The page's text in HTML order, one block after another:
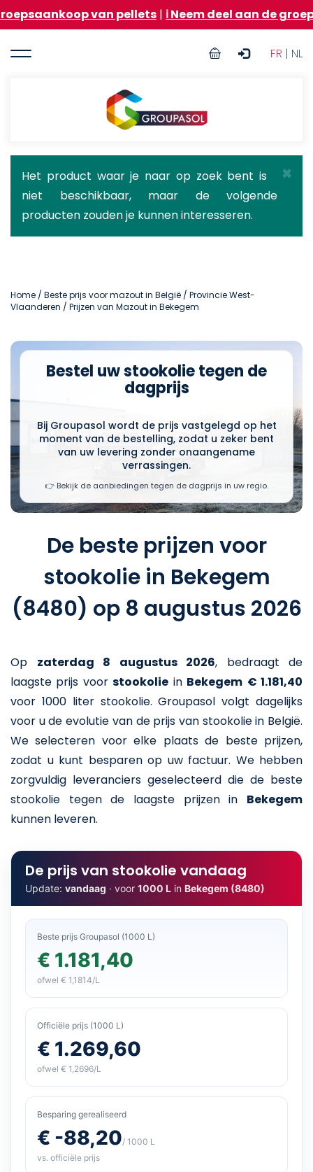
en
de
van pellets|ℹ️ Neem deel aan de
FR | NL
User
Groupasol
×
Statusbericht
Het product waar je naar op zoek bent is
niet beschikbaar, maar de volgende
producten zouden je kunnen interesseren.
Home / Beste prijs voor mazout in België / Provincie West-
Vlaanderen / Prijzen van Mazout in Bekegem
Bestel uw stookolie tegen de
dagprijs
Bij Groupasol wordt de prijs vastgelegd op het
moment van de bestelling, zodat u zeker bent
van uw levering zonder onaangename
verrassingen.
👉 Bekijk de aanbiedingen tegen de dagprijs in uw regio.
De beste prijzen voor
stookolie in Bekegem
(8480) op 8 augustus 2026
Op zaterdag 8 augustus 2026, bedraagt de
laagste prijs voorstookolie in Bekegem € 1.181,40
voor 1000 liter stookolie. Groupasol volgt dagelijks
voor u de evolutie van de prijs van stookolie in België.
We selecteren voor elke plaats de beste prijzen,
zodat u kunt besparen op uw factuur. We hebben
zorgvuldig leveranciers geselecteerd die de beste
stookolie tegen de laagste prijzen in Bekegem
kunnen leveren.
De prijs van stookolie vandaag
Update: vandaag · voor 1000 L in Bekegem (8480)
Beste prijs Groupasol (1000 L)
€ 1.181,40
ofwel € 1,1814/L
Officiële prijs (1000 L)
€ 1.269,60
ofwel € 1,2696/L
Besparing gerealiseerd
€ -88,20/ 1000 L
vs. officiële prijs